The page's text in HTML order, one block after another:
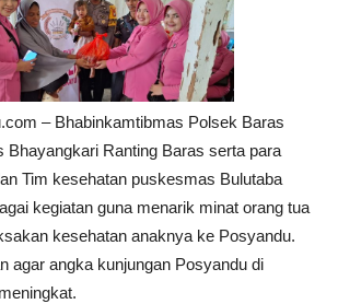
– Bhabinkamtibmas Polsek Baras
Bhayangkari Ranting Baras serta para
Tim kesehatan puskesmas Bulutaba
kegiatan guna menarik minat orang tua
kesehatan anaknya ke Posyandu.
agar angka kunjungan Posyandu di